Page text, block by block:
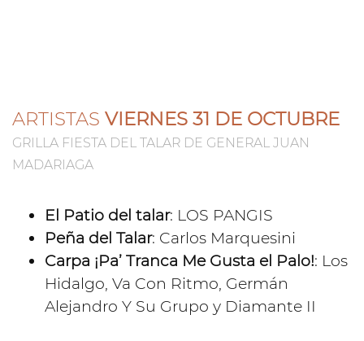
ARTISTAS VIERNES 31 DE OCTUBRE
GRILLA FIESTA DEL TALAR DE GENERAL JUAN
MADARIAGA
El Patio del talar: LOS PANGIS
Peña del Talar: Carlos Marquesini
Carpa ¡Pa’ Tranca Me Gusta el Palo!: Los
Hidalgo, Va Con Ritmo, Germán
Alejandro Y Su Grupo y Diamante II